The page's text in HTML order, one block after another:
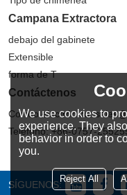
Campana Extractora
debajo del gabinete
Extensible
forma de T
Contáctenos
Correo electrónico:
Teléfono: +86-0757-
SÍGUENOS:
We use cookies to
experience. They
behavior in order to
you.
Reject All